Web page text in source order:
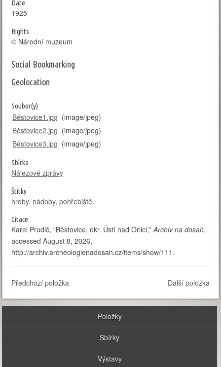
Date
1925
Rights
© Národní muzeum
Social Bookmarking
Geolocation
+
−
Leaflet| Map data: ©
Soubor(y)
Běstovice1.jpg (image/jpeg)
Běstovice2.jpg (image/jpeg)
Běstovice3.jpg (image/jpeg)
Sbírka
Nálezové zprávy
Štítky
hroby, nádoby,pohřebiště
Citace
Karel Prudič, “Běstovice, okr. Ústí nad Orlicí,”Archiv na dosah,
accessed August 8, 2026,
http://archiv.archeologienadosah.cz/items/show/111 .
Předchozí položka Další položka
Položky
Sbírky
Výstavy